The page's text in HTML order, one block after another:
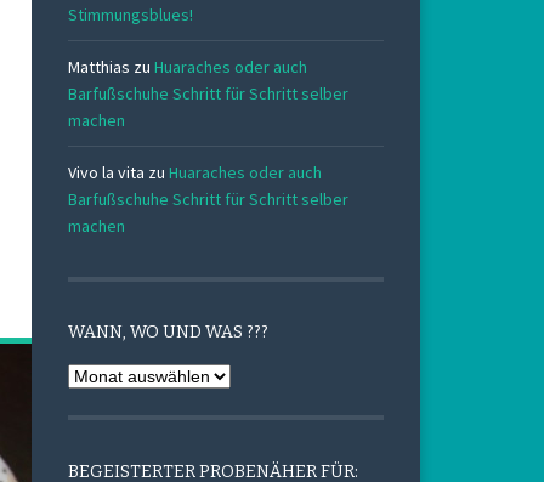
Stimmungsblues!
Matthias zu Huaraches oder auch
Barfußschuhe Schritt für Schritt selber
machen
Vivo la vita zu Huaraches oder auch
Barfußschuhe Schritt für Schritt selber
machen
WANN, WO UND WAS ???
Wann,
BEGEISTERTER PROBENÄHER FÜR: